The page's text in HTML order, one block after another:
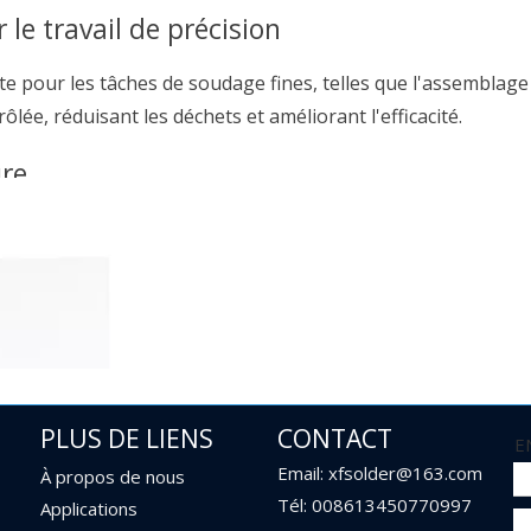
travail de précision
pour les tâches de soudage fines, telles que
réduisant les déchets et améliorant l'efficacité.
de plomb 60 40
qui résistent à la contrainte mécanique, aux
et industrielles.
assurant un flux lisse dans les articulations
PLUS DE LIENS
À propos de nous
Applications
CONTACT
Email: xfsolder@163.com
Tél: 008613450770997